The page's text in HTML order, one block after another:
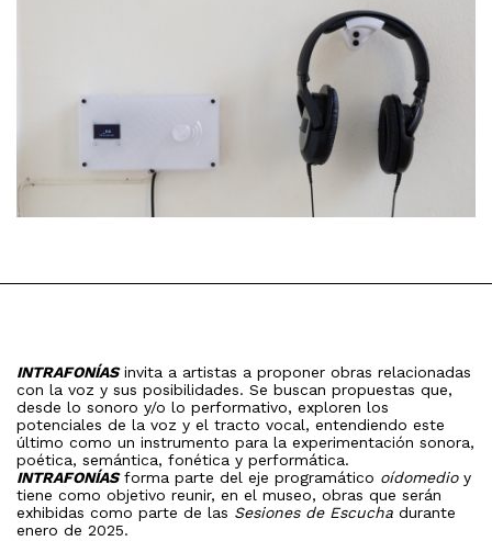
INTRAFONÍASinvita a artistas a proponer obras relacionadas
con la voz y sus posibilidades. Se buscan propuestas que,
desde lo sonoro y/o lo performativo, exploren los
potenciales de la voz y el tracto vocal, entendiendo este
último como un instrumento para la experimentación sonora,
poética, semántica, fonética y performática.
INTRAFONÍASforma parte del eje programático oídomedioy
tiene como objetivo reunir, en el museo, obras que serán
exhibidas como parte de las Sesiones de Escucha durante
enero de 2025.